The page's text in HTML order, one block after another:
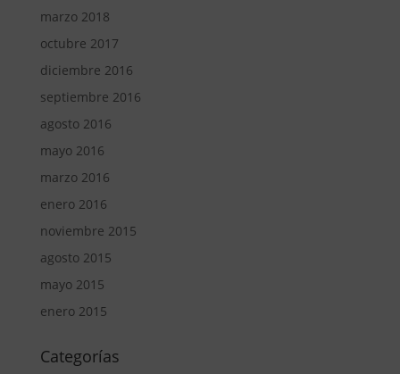
marzo 2018
octubre 2017
diciembre 2016
septiembre 2016
agosto 2016
mayo 2016
marzo 2016
enero 2016
noviembre 2015
agosto 2015
mayo 2015
enero 2015
Categorías